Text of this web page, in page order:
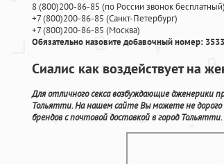
8(800)200-86-85 (по России звонок
+7(800)200-86-85 (Санкт-Петербург)
+7(800)200-86-85 (Москва)
Обязательно назовите добавочный номер: 3533
Сиалис как воздействует на
Для отличного секса возбуждающие дженерики
Тольятти. На нашем сайте Вы можете не
брендов с почтовой доставкой в город Тольятти.